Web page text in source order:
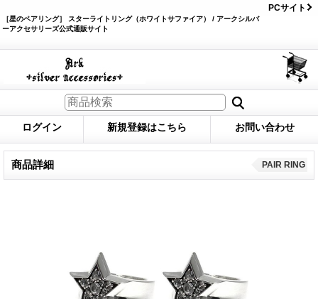
［星のペアリング］ スターライトリング（ホワイトサファイア） / アークシルバ
ーアクセサリーズ公式通販サイト
PCサイト
ログイン 新規登録はこちら お問い合わせ
商品詳細 PAIR RING